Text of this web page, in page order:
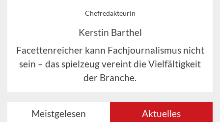
Chefredakteurin
Kerstin Barthel
Facettenreicher kann Fachjournalismus nicht
sein – das spielzeug vereint die Vielfältigkeit
der Branche.
Meistgelesen Aktuelles